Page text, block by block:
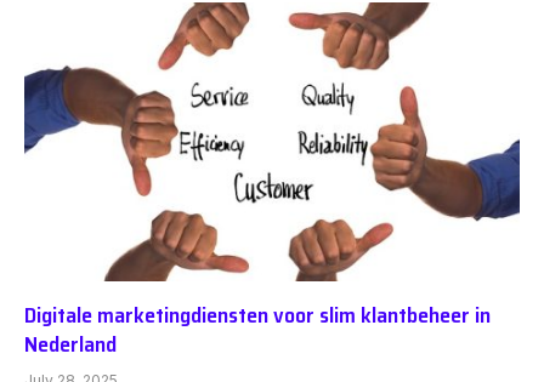
Digitale marketingdiensten voor slim klantbeheer in
Nederland